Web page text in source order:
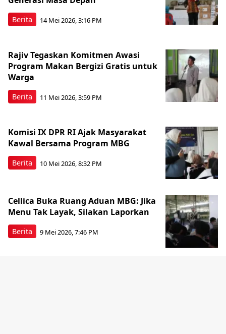
Berita 14 Mei 2026, 3:16 PM
Berita
Rajiv Tegaskan Komitmen Awasi
Program Makan Bergizi Gratis untuk
Warga
11 Mei 2026, 3:59 PM
Berita
Komisi IX DPR RI Ajak Masyarakat
Kawal Bersama Program MBG
10 Mei 2026, 8:32 PM
Berita
Cellica Buka Ruang Aduan MBG: Jika
Menu Tak Layak, Silakan Laporkan
9 Mei 2026, 7:46 PM